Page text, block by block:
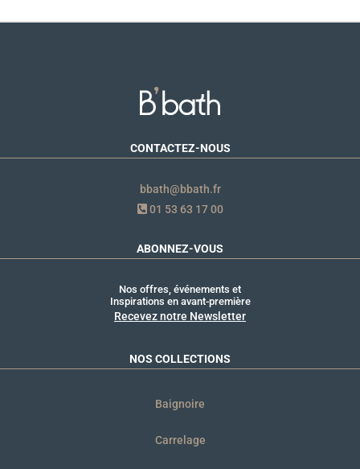
CONTACTEZ-NOUS
bbath@bbath.fr
01 53 63 17 00
ABONNEZ-VOUS
Nos offres, événements et
Inspirations en avant-première
Recevez notre Newsletter
NOS COLLECTIONS
Baignoire
Carrelage